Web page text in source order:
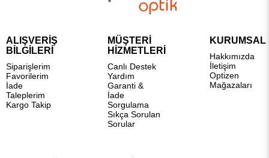
ALIŞVERİŞ
BİLGİLERİ
Siparişlerim
Favorilerim
İade
Taleplerim
Kargo Takip
MÜŞTERİ
HİZMETLERİ
Canlı Destek
Yardım
Garanti &
İade
Sorgulama
Sıkça Sorulan
Sorular
KURUMSAL
Hakkımızda
İletişim
Optizen
Mağazaları